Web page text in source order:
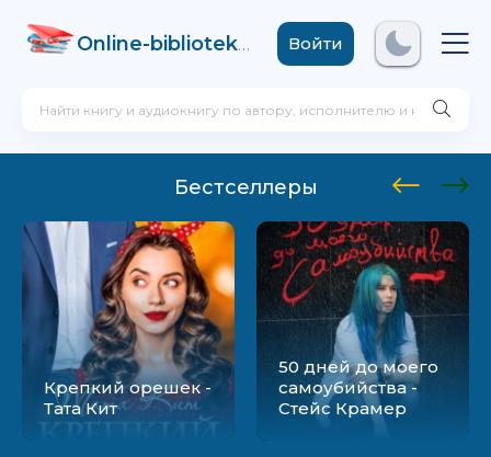
Online-biblioteka .comВойти
Бестселлеры
Крепкий орешек -
Тата Кит
50 дней до моего
самоубийства -
Стейс Крамер